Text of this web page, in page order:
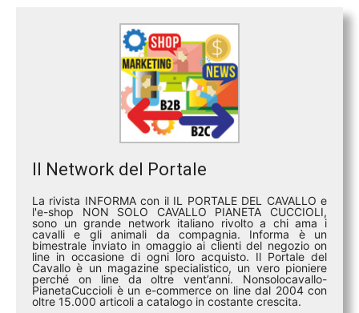
Il Network del Portale
La rivista INFORMA con il IL PORTALE DEL CAVALLO e
l'e-shop NON SOLO CAVALLO PIANETA CUCCIOLI,
sono un grande network italiano rivolto a chi ama i
cavalli e gli animali da compagnia. Informa è un
bimestrale inviato in omaggio ai clienti del negozio on
line in occasione di ogni loro acquisto. Il Portale del
Cavallo è un magazine specialistico, un vero pioniere
perché on line da oltre vent’anni. Nonsolocavallo-
PianetaCuccioli è un e-commerce on line dal 2004 con
oltre 15.000 articoli a catalogo in costante crescita.